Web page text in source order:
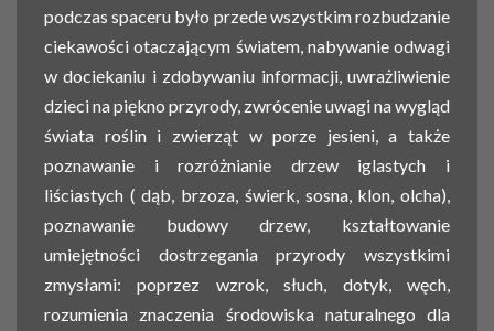
podczas spaceru było przede wszystkim rozbudzanie
ciekawości otaczającym światem, nabywanie odwagi
w dociekaniu i zdobywaniu informacji, uwrażliwienie
dzieci na piękno przyrody, zwrócenie uwagi na wygląd
świata roślin i zwierząt w porze jesieni, a także
poznawanie i rozróżnianie drzew iglastych i
liściastych ( dąb, brzoza, świerk, sosna, klon, olcha),
poznawanie budowy drzew, kształtowanie
umiejętności dostrzegania przyrody wszystkimi
zmysłami: poprzez wzrok, słuch, dotyk, węch,
rozumienia znaczenia środowiska naturalnego dla